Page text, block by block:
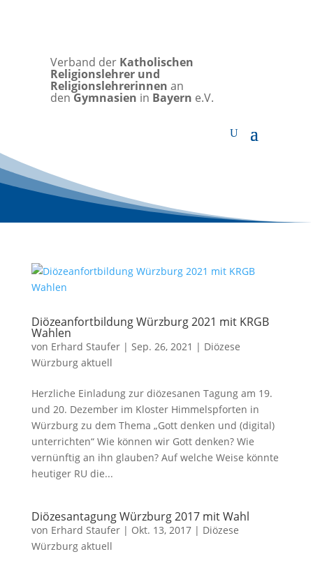
Verband der Katholischen
Religionslehrer und
Religionslehrerinnen an
denGymnasien in Bayern e.V.
Diözeanfortbildung Würzburg 2021 mit KRGB
Wahlen
von Erhard Staufer| Sep. 26, 2021 | Diözese
Würzburg aktuell
Herzliche Einladung zur diözesanen Tagung am 19.
und 20. Dezember im Kloster Himmelspforten in
Würzburg zu dem Thema „Gott denken und (digital)
unterrichten“ Wie können wir Gott denken? Wie
vernünftig an ihn glauben? Auf welche Weise könnte
heutiger RU die...
Diözesantagung Würzburg 2017 mit Wahl
von Erhard Staufer| Okt. 13, 2017| Diözese
Würzburg aktuell